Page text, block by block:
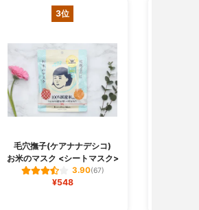
3位
毛穴撫子(ケアナナデシコ)
お米のマスク <シートマスク>
3.90(67)
¥548